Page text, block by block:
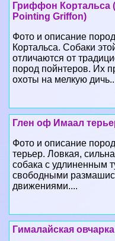
Гриффон Кортальса
Pointing Griffon)
Фото и описание
Кортальса. Собаки
отличаются от
пород пойнтеров. Их
охоты на мелкую
Глен оф Имаал
Фото и описание
терьер. Ловкая,
собака с удлиненным
свободными
движениями....
Гималайская